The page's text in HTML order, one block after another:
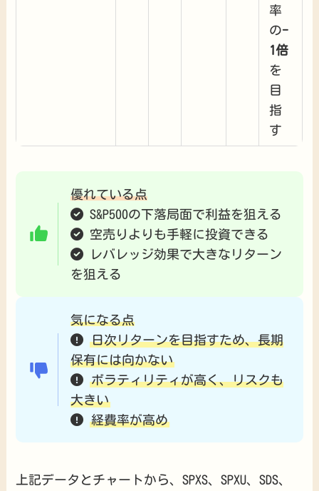
率
の-
1倍
を
目
指
す
優れている点
S&P500の下落局面で利益を狙える
空売りよりも手軽に投資できる
レバレッジ効果で大きなリターン
を狙える
気になる点
日次リターンを目指すため、長期
保有には向かない
ボラティリティが高く、リスクも
大きい
経費率が高め
上記データとチャートから、SPXS、SPXU、SDS、